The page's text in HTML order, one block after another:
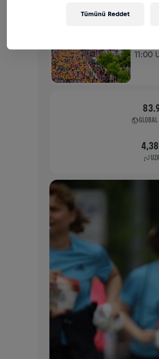
FLAGSHIP RUN
11:00
Tümünü Reddet